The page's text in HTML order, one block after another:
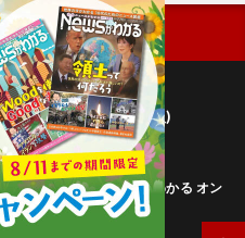
ポリシー(毎日新聞出版)
(毎日新聞社)
ース雑誌「ニュースがわかる オン
」.